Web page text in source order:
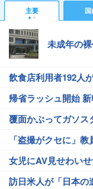
主要 国
未成年の
飲食店利用者192人
帰省ラッシュ開始
覆面かぶってガソス
「盗撮がクセに」
女児にAV見せわい
訪日米人が「日本の